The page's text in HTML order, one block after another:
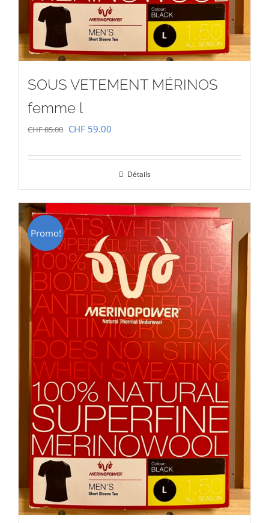
SOUS VETEMENT MÉRINOS
femme l
CHF85.00 Le
initial
CHF 85.00.
CHF 59.00
actuel
CHF 59.00.
Détails
Promo!